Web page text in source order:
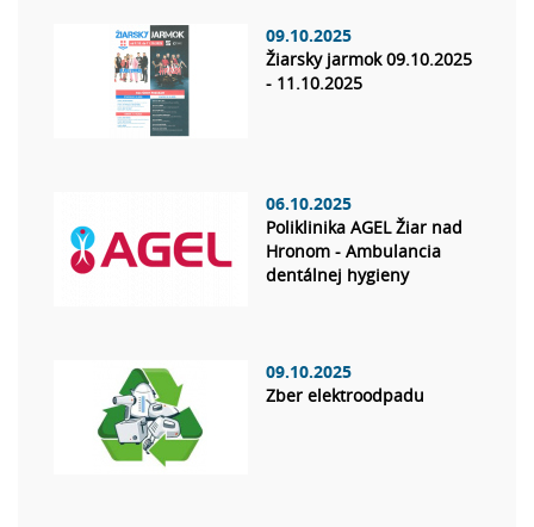
09.10.2025
Žiarsky jarmok 09.10.2025
- 11.10.2025
06.10.2025
Poliklinika AGEL Žiar nad
Hronom - Ambulancia
dentálnej hygieny
09.10.2025
Zber elektroodpadu